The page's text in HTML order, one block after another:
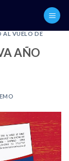
AL VUELO DE
AÑO